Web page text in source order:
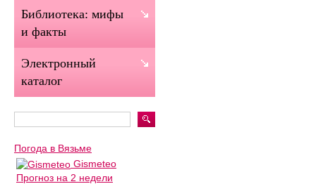
Библиотека: мифы
и факты
Электронный
каталог
Погода в Вязьме
Gismeteo
Прогноз на 2 недели